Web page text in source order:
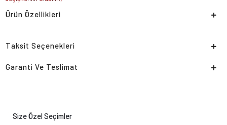
Ürün Özellikleri
Taksit Seçenekleri
Garanti Ve Teslimat
Size Özel Seçimler